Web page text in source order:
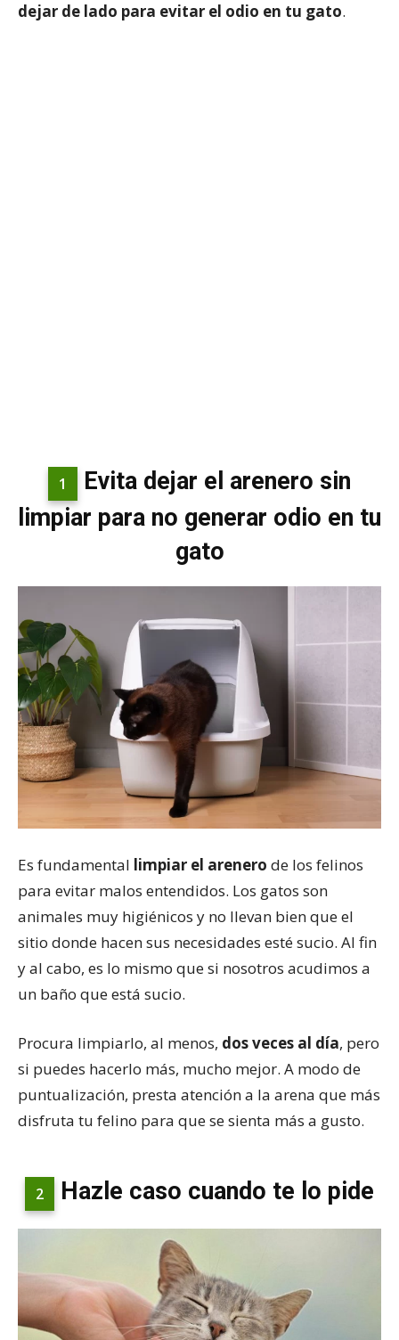
dejar de lado para evitar el odio en tu gato.
1
Evita dejar el arenero sin
limpiar para no generar odio en tu
gato
Es fundamental limpiar el arenero de los felinos
para evitar malos entendidos. Los gatos son
animales muy higiénicos y no llevan bien que el
sitio donde hacen sus necesidades esté sucio. Al fin
y al cabo, es lo mismo que si nosotros acudimos a
un baño que está sucio.
Procura limpiarlo, al menos, dos veces al día, pero
si puedes hacerlo más, mucho mejor. A modo de
puntualización, presta atención a la arena que más
disfruta tu felino para que se sienta más a gusto.
2 Hazle caso cuando te lo pide